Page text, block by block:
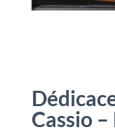
Cassio –